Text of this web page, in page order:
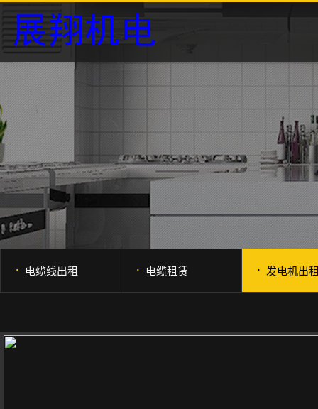
· 电缆线出租 · 电缆租赁 · 发电机出